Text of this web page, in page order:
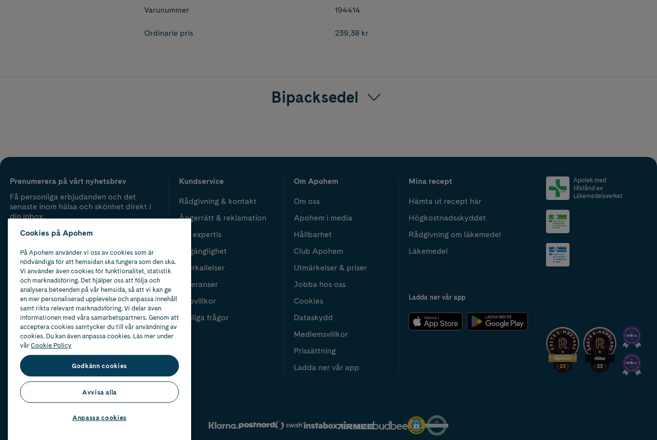
Varunummer 194414
Ordinarie pris 239,38 kr
Bipacksedel
Prenumerera på vårt nyhetsbrev
Få personliga erbjudanden och det
senaste inom hälsa och skönhet direkt i
din inbox.
Kundservice
Rådgivning & kontakt
Ångerrätt & reklamation
Vår expertis
Tillgänglighet
Återkallelser
Leveranser
Köpvillkor
Vanliga frågor
Om Apohem
Om oss
Apohem i media
Hållbarhet
Club Apohem
Utmärkelser & priser
Jobba hos oss
Cookies
Dataskydd
Medlemsvillkor
Prissättning
Ladda ner vår app
Mina recept
Hämta ut recept här
Högkostnadsskyddet
Rådgivning om läkemedel
Läkemedel
Ladda ner vår app
Apotek med
tillstånd av
Läkemedelsverket
2024
Cookies på Apohem
På Apohem använder vi oss av cookies som är
nödvändiga för att hemsidan ska fungera som den ska.
Vi använder även cookies för funktionalitet, statistik
och marknadsföring. Det hjälper oss att följa och
analysera beteenden på vår hemsida, så att vi kan ge
en mer personaliserad upplevelse och anpassa innehåll
samt rikta relevant marknadsföring. Vi delar även
informationen med våra samarbetspartners. Genom att
acceptera cookies samtycker du till vår användning av
cookies. Du kan även anpassa cookies. Läs mer under
vårCookie Policy
Godkänn cookies
Avvisa alla
Anpassa cookies